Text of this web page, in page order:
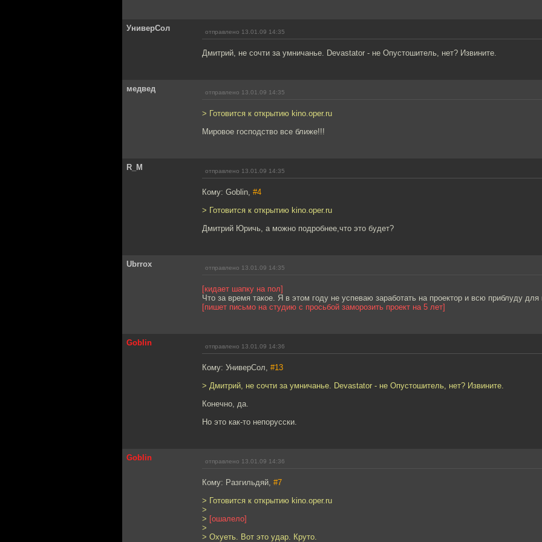
УниверСол отправлено 13.01.09 14:35
Дмитрий, не сочти за умничанье. Devastator - не Опустошитель, нет? Извините.
медвед отправлено 13.01.09 14:35
> Готовится к открытию kino.oper.ru
Мировое господство все ближе!!!
R_M отправлено 13.01.09 14:35
Кому: Goblin, #4
> Готовится к открытию kino.oper.ru
Дмитрий Юричь, а можно подробнее,что это будет?
Ubrrox отправлено 13.01.09 14:35
[кидает шапку на пол]
Что за время такое. Я в этом году не успеваю заработать на проектор и всю приблуду для
[пишет письмо на студию с просьбой заморозить проект на 5 лет]
Goblin отправлено 13.01.09 14:36
Кому: УниверСол, #13
> Дмитрий, не сочти за умничанье. Devastator - не Опустошитель, нет? Извините.
Конечно, да.
Но это как-то непорусски.
Goblin отправлено 13.01.09 14:36
Кому: Разгильдяй, #7
> Готовится к открытию kino.oper.ru
>
> [ошалело]
>
> Охуеть. Вот это удар. Круто.